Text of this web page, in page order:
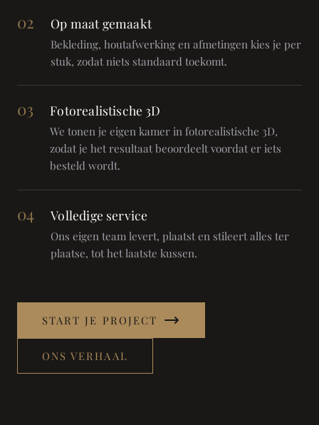
02 Op maat gemaakt
Bekleding, houtafwerking en afmetingen kies je per
stuk, zodat niets standaard toekomt.
03 Fotorealistische 3D
We tonen je eigen kamer in fotorealistische 3D,
zodat je het resultaat beoordeelt voordat er iets
besteld wordt.
04 Volledige service
Ons eigen team levert, plaatst en stileert alles ter
plaatse, tot het laatste kussen.
START JE PROJECT
ONS VERHAAL